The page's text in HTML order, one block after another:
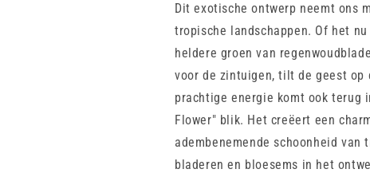
Dit exotische ontwerp neemt ons
tropische landschappen. Of het
heldere groen van
voor de zintuigen, tilt de geest op
prachtige energie komt ook terug
Flower" blik. Het creëert een
adembenemende schoonheid
bladeren en bloesems in het